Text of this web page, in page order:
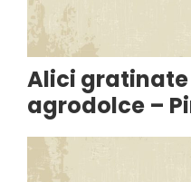
Alici gratinate
agrodolce –